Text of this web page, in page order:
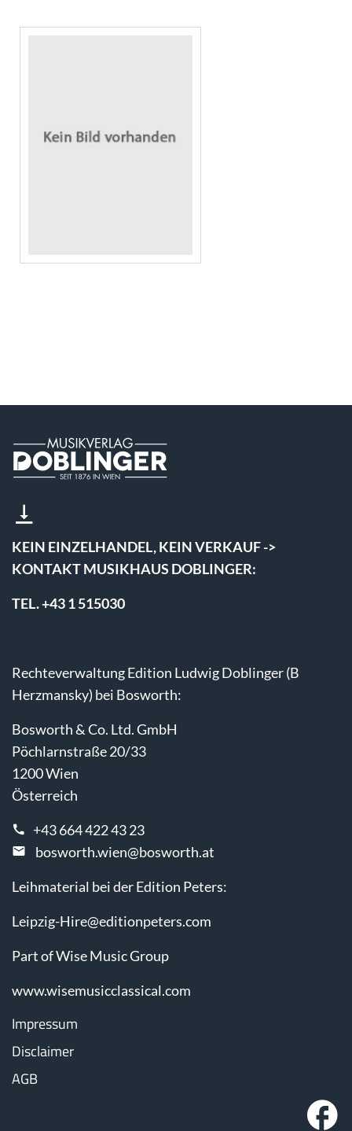
KEIN EINZELHANDEL, KEIN VERKAUF ->
KONTAKT MUSIKHAUS DOBLINGER:
TEL. +43 1 515030
Rechteverwaltung Edition Ludwig Doblinger (B
Herzmansky) bei Bosworth:
Bosworth & Co. Ltd. GmbH
Pöchlarnstraße 20/33
1200 Wien
Österreich
+43 664 422 43 23
bosworth.wien@bosworth.at
Leihmaterial bei der Edition Peters:
Leipzig-Hire@editionpeters.com
Part of Wise Music Group
www.wisemusicclassical.com
Impressum
Disclaimer
AGB